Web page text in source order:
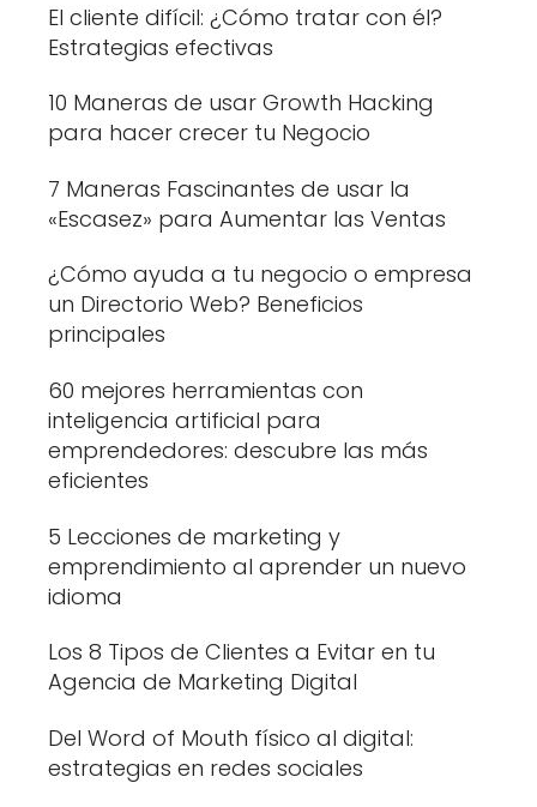
El cliente difícil: ¿Cómo tratar con él?
Estrategias efectivas
10 Maneras de usar Growth Hacking
para hacer crecer tu Negocio
7 Maneras Fascinantes de usar la
«Escasez» para Aumentar las Ventas
¿Cómo ayuda a tu negocio o empresa
un Directorio Web? Beneficios
principales
60 mejores herramientas con
inteligencia artificial para
emprendedores: descubre las más
eficientes
5 Lecciones de marketing y
emprendimiento al aprender un nuevo
idioma
Los 8 Tipos de Clientes a Evitar en tu
Agencia de Marketing Digital
Del Word of Mouth físico al digital:
estrategias en redes sociales